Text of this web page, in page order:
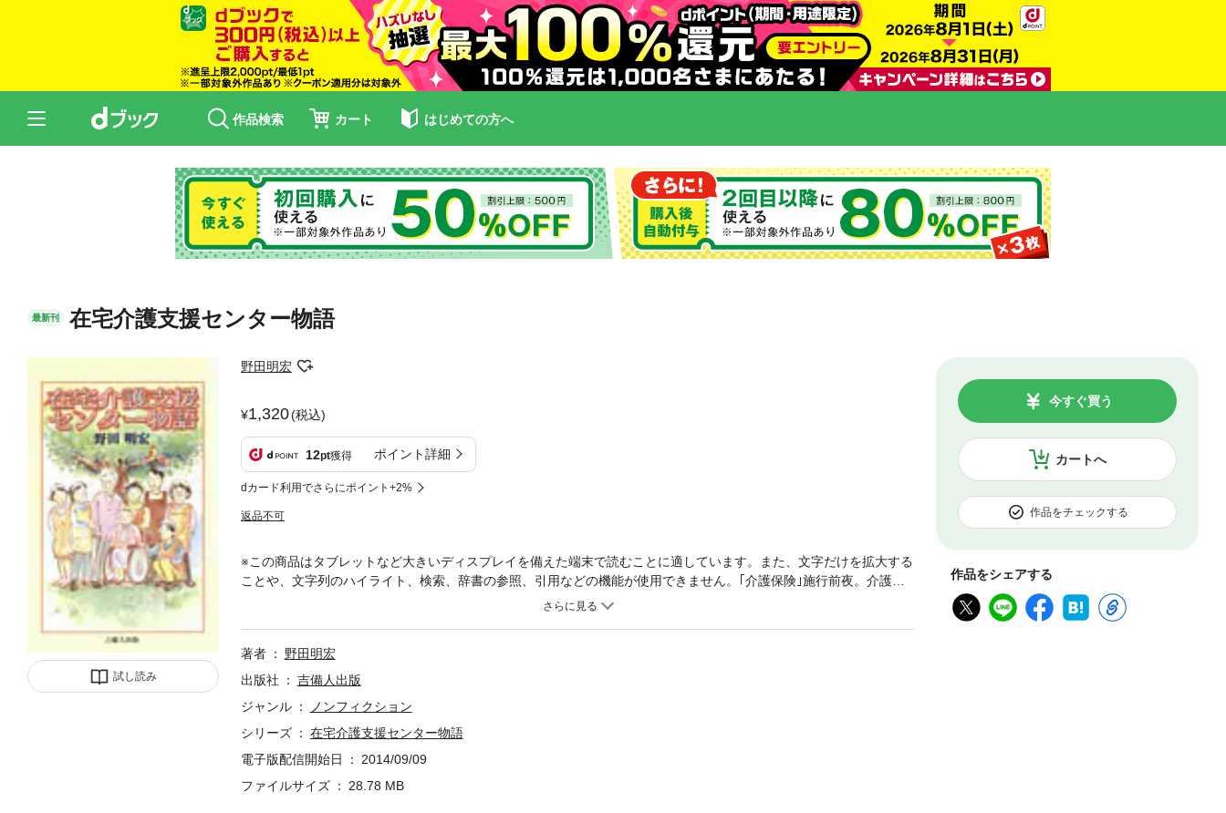
作品検索 カート はじめての方へ
最新刊 在宅介護支援センター物語
試し読み
野田明宏
1,320(税込)
12pt獲得 ポイント詳細
dカード利用でさらにポイント+2%
返品不可
カートへ
今すぐ買う
作品をチェックする
作品をシェアする
※この商品はタブレットなど大きいディスプレイを備えた端末で読むことに適しています。また、文字だけを拡大する
ことや、文字列のハイライト、検索、辞書の参照、引用などの機能が使用できません。｢介護保険｣施行前夜。介護保
険を支える職員たちの現実と本音を描き出すヒューマンドキュメント。
著者
野田明宏
出版社
吉備人出版
ジャンル
ノンフィクション
シリーズ
在宅介護支援センター物語
電子版配信開始日
2014/09/09
ファイルサイズ
28.78 MB